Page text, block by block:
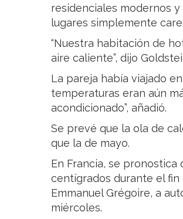
residenciales modernos
lugares simplemente
“Nuestra habitación de
aire caliente”, dijo
La pareja había viajado
temperaturas eran aún
acondicionado”, añadió.
Se prevé que la ola de
que la de mayo.
En Francia, se
centígrados durante el fin
Emmanuel Grégoire, a
miércoles.